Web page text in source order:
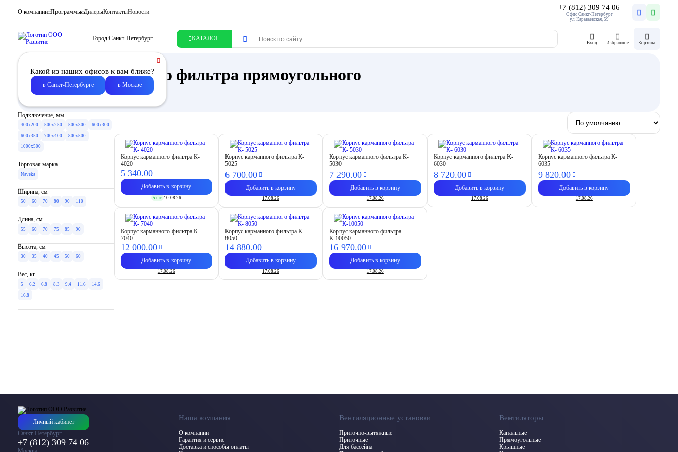
О компании Программы ДилерыКонтактыНовости
+7 (812) 309 74 06
Офис Санкт-Петербург
ул. Караваевская, 59
Город:Санкт-Петербург КАТАЛОГ
Вход Избранное Корзина
Какой из наших офисов к вам ближе?
в Санкт-Петербурге в Москве
Корпус карманного фильтра прямоугольного
Подключение, мм
400x200 500x250 500x300 600x300
600x350 700x400 800x500
1000x500
Торговая марка
Naveka
Ширина, см
50 60 70 80 90 110
Длина, см
55 60 70 75 85 90
Высота, см
30 35 40 45 50 60
Вес, кг
5 6.2 6.8 8.3 9.4 11.6 14.6
16.8
Корпус карманного фильтра К-
4020
5 340.00
Добавить в корзину
5 шт. 10.08.26
Корпус карманного фильтра К-
5025
6 700.00
Добавить в корзину
17.08.26
Корпус карманного фильтра К-
5030
7 290.00
Добавить в корзину
17.08.26
Корпус карманного фильтра К-
6030
8 720.00
Добавить в корзину
17.08.26
Корпус карманного фильтра К-
6035
9 820.00
Добавить в корзину
17.08.26
Корпус карманного фильтра К-
7040
12 000.00
Добавить в корзину
17.08.26
Корпус карманного фильтра К-
8050
14 880.00
Добавить в корзину
17.08.26
Корпус карманного фильтра
К-10050
16 970.00
Добавить в корзину
17.08.26
Личный кабинет
Санкт-Петербург
+7 (812) 309 74 06
Наша компания
О компании
Гарантия и сервис
Доставка и способы оплаты
Вентиляционные установки
Приточно-вытяжные
Приточные
Для бассейна
Вентиляторы
Канальные
Прямоугольные
Крышные